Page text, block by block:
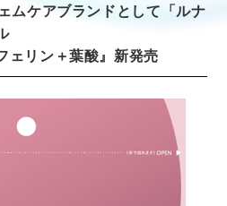
ムケアブランドとして「ルナ
ェリン＋葉酸』新発売